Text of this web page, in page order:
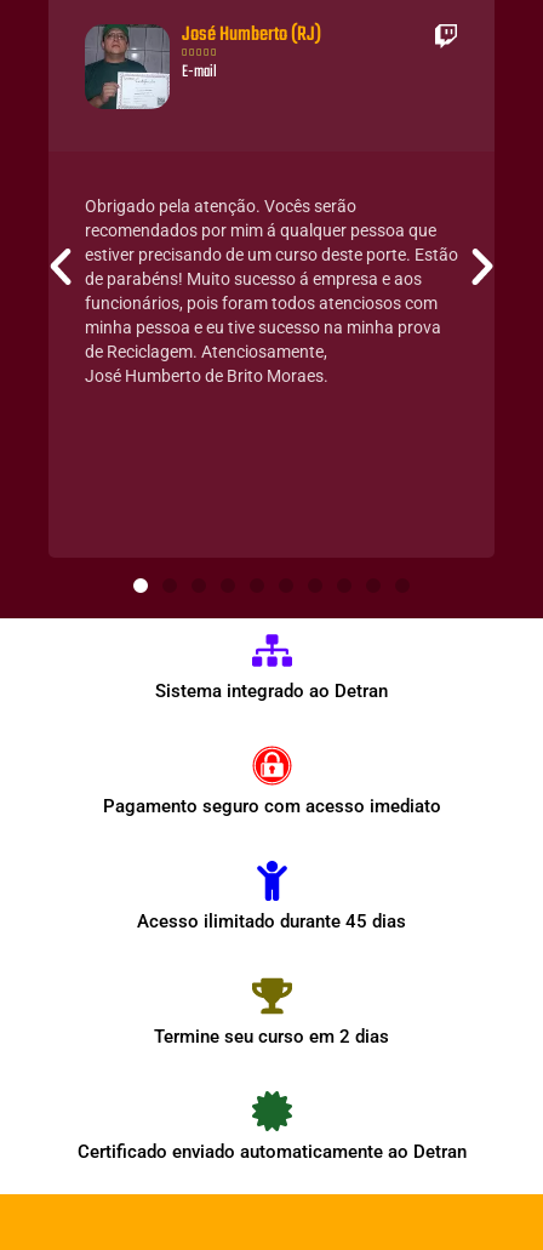
José Humberto (RJ)
    
E-mail
Obrigado pela atenção. Vocês serão
recomendados por mim á qualquer pessoa que
estiver precisando de um curso deste porte. Estão
de parabéns! Muito sucesso á empresa e aos
funcionários, pois foram todos atenciosos com
minha pessoa e eu tive sucesso na minha prova
de Reciclagem. Atenciosamente,
José Humberto de Brito Moraes.
Sistema integrado ao Detran
Pagamento seguro com acesso imediato
Acesso ilimitado durante 45 dias
Termine seu curso em 2 dias
Certificado enviado automaticamente ao Detran